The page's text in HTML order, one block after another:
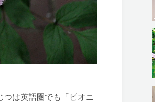
は英語圏でも「ピオニ